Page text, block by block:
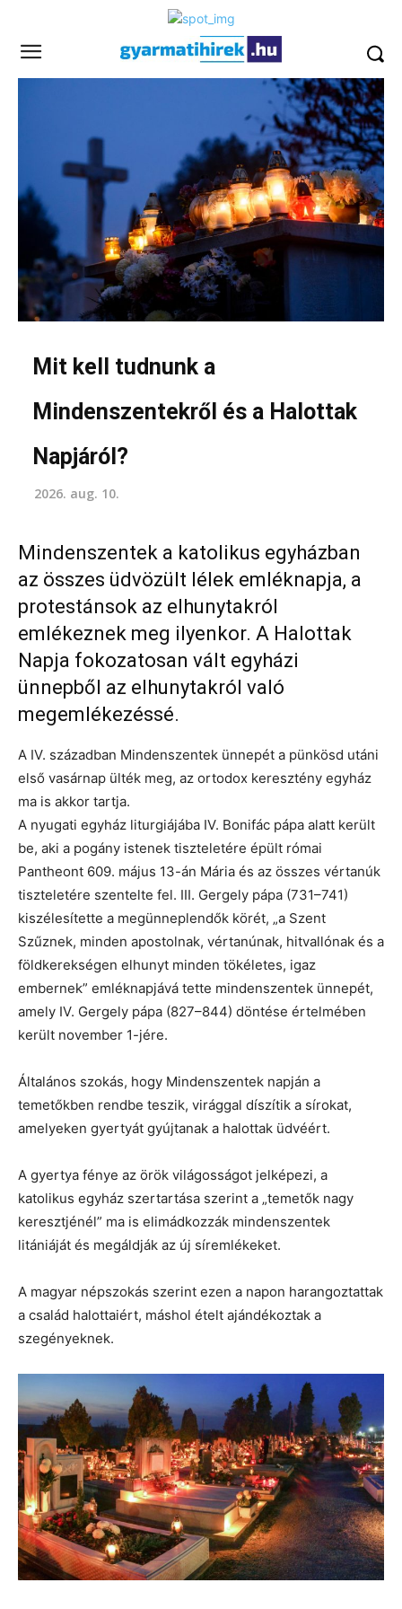
Mit kell tudnunk a
Mindenszentekről és a Halottak
Napjáról?
2026. aug. 10.
Mindenszentek a katolikus egyházban
az összes üdvözült lélek emléknapja, a
protestánsok az elhunytakról
emlékeznek meg ilyenkor. A Halottak
Napja fokozatosan vált egyházi
ünnepből az elhunytakról való
megemlékezéssé.
A IV. században Mindenszentek ünnepét a pünkösd utáni
első vasárnap ülték meg, az ortodox keresztény egyház
ma is akkor tartja.
A nyugati egyház liturgiájába IV. Bonifác pápa alatt került
be, aki a pogány istenek tiszteletére épült római
Pantheont 609. május 13-án Mária és az összes vértanúk
tiszteletére szentelte fel. III. Gergely pápa (731–741)
kiszélesítette a megünneplendők körét, „a Szent
Szűznek, minden apostolnak, vértanúnak, hitvallónak és a
földkerekségen elhunyt minden tökéletes, igaz
embernek” emléknapjává tette mindenszentek ünnepét,
amely IV. Gergely pápa (827–844) döntése értelmében
került november 1-jére.
Általános szokás, hogy Mindenszentek napján a
temetőkben rendbe teszik, virággal díszítik a sírokat,
amelyeken gyertyát gyújtanak a halottak üdvéért.
A gyertya fénye az örök világosságot jelképezi, a
katolikus egyház szertartása szerint a „temetők nagy
keresztjénél” ma is elimádkozzák mindenszentek
litániáját és megáldják az új síremlékeket.
A magyar népszokás szerint ezen a napon harangoztattak
a család halottaiért, máshol ételt ajándékoztak a
szegényeknek.